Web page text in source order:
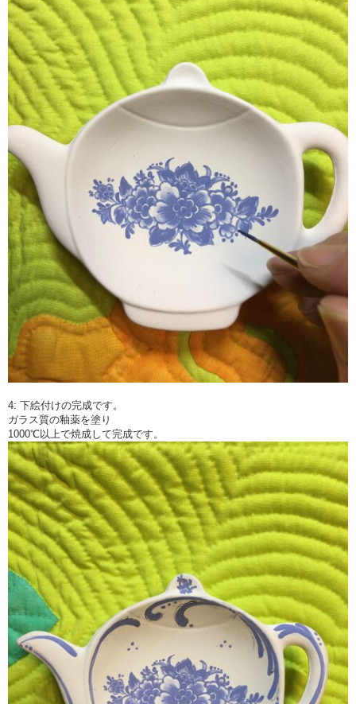
4: 下絵付けの完成です。
ガラス質の釉薬を塗り
1000℃以上で焼成して完成です。